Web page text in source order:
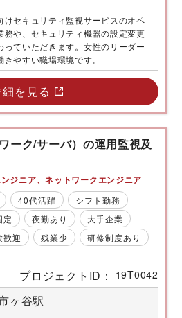
けセキュリティ監視サービスのオペ
務や、セキュリティ機器の設定変更
っていただきます。女性のリーダー
やすい職場環境です。
を見る
ーク/サーバ）の運用監視及
ジニア ネットワークエンジニア
40代活躍
シフト勤務
定 夜勤あり
大手企業
歓迎 残業少
研修制度あり
プロジェクトID 19T0042
ヶ谷駅